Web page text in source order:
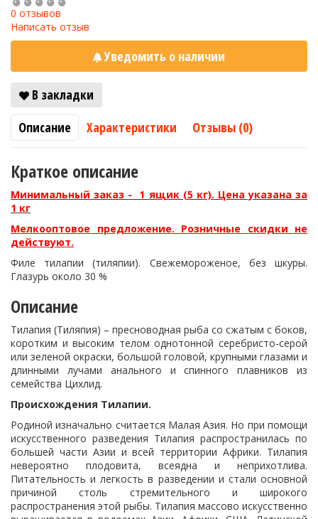
0 отзывов
Написать отзыв
Уведомить о наличии
В закладки
Описание
Характеристики Отзывы (0)
Краткое описание
Минимальный заказ - 1 ящик (5 кг). Цена указана за
1 кг
Мелкооптовое предложение. Розничные скидки не
действуют.
Филе тилапии (тиляпии). Свежемороженое, без шкуры.
Глазурь около 30 %
Описание
Тилапия (Тиляпия) – пресноводная рыба со сжатым с боков,
коротким и высоким телом однотонной серебристо-серой
или зеленой окраски, большой головой, крупными глазами и
длинными лучами анального и спинного плавников из
семейства Цихлид.
Происхождения Тилапии.
Родиной изначально считается Малая Азия. Но при помощи
искусственного разведения Тилапия распространилась по
большей части Азии и всей территории Африки. Тилапия
невероятно плодовита, всеядна и неприхотлива.
Питательность и легкость в разведении и стали основной
причиной столь стремительного и широкого
распространения этой рыбы. Тилапия массово искусственно